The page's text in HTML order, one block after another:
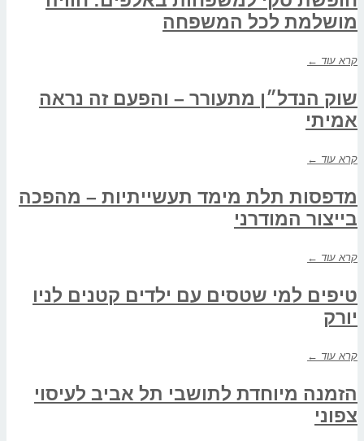
מושלמת לכל המשפחה
קרא עוד ←
שוק הנדל״ן מתעורר – והפעם זה נראה
אמיתי
קרא עוד ←
מדפסות תלת מימד תעשייתיות – מהפכה
בייצור המודרני
קרא עוד ←
טיפים למי שטסים עם ילדים קטנים לניו
יורק
קרא עוד ←
הזמנה מיוחדת לתושבי תל אביב לעיסוי
צפוני